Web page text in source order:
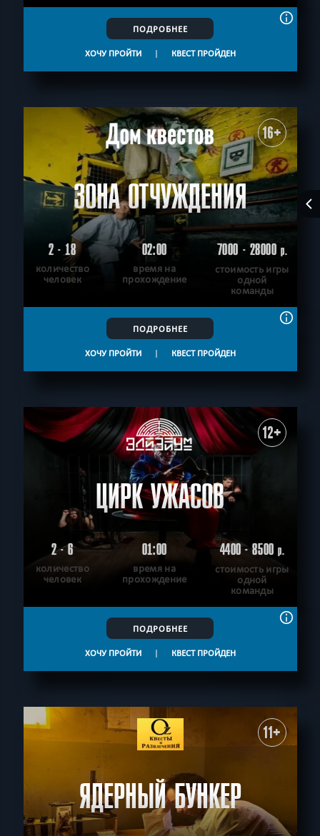
ПОДРОБНЕЕ
ХОЧУ ПРОЙТИ | КВЕСТ ПРОЙДЕН
16+
ЗОНА ОТЧУЖДЕНИЯ
2 - 18
количество
человек
02:00
время на
прохождение
7000 - 28000р.
стоимость игры
одной
команды
ПОДРОБНЕЕ
ХОЧУ ПРОЙТИ | КВЕСТ ПРОЙДЕН
12+
ЦИРК УЖАСОВ
2 - 6
количество
человек
01:00
время на
прохождение
4400 - 8500р.
стоимость игры
одной
команды
ПОДРОБНЕЕ
ХОЧУ ПРОЙТИ | КВЕСТ ПРОЙДЕН
11+
ЯДЕРНЫЙ БУНКЕР